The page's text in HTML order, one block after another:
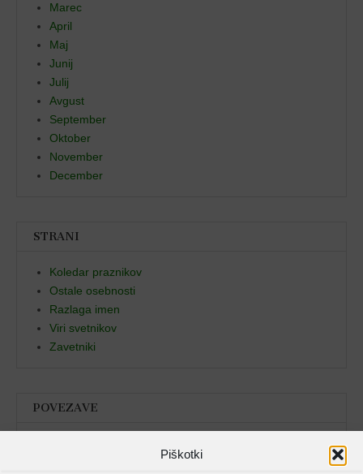
Piškotki
Marec
April
Maj
Junij
Julij
Avgust
September
Oktober
November
December
STRANI
Koledar praznikov
Ostale osebnosti
Razlaga imen
Viri svetnikov
Zavetniki
POVEZAVE